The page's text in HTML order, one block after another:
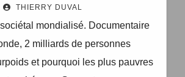
THIERRY DUVAL
mondialisé. Documentaire
2 milliards de personnes
et pourquoi les plus pauvres